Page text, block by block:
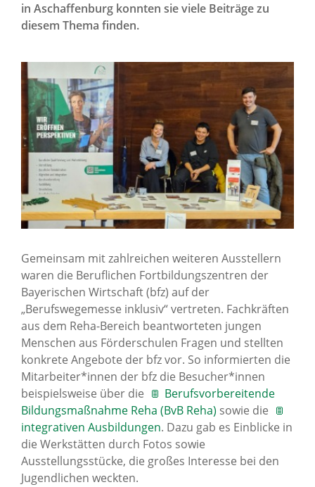
Bildungsangebote
Für Unternehmen
Karriere
Über uns
Standorte
Presse
News Archiv
in Aschaffenburg konnten sie viele Beiträge zu
diesem Thema finden.
Gemeinsam mit zahlreichen weiteren Ausstellern
waren die Beruflichen Fortbildungszentren der
Bayerischen Wirtschaft (bfz) auf der
„Berufswegemesse inklusiv“ vertreten. Fachkräften
aus dem Reha-Bereich beantworteten jungen
Menschen aus Förderschulen Fragen und stellten
konkrete Angebote der bfz vor. So informierten die
Mitarbeiter*innen der bfz die Besucher*innen
beispielsweise über die
Berufsvorbereitende
Bildungsmaßnahme Reha (BvB Reha) sowie die
integrativen Ausbildungen. Dazu gab es Einblicke in
die Werkstätten durch Fotos sowie
Ausstellungsstücke, die großes Interesse bei den
Jugendlichen weckten.